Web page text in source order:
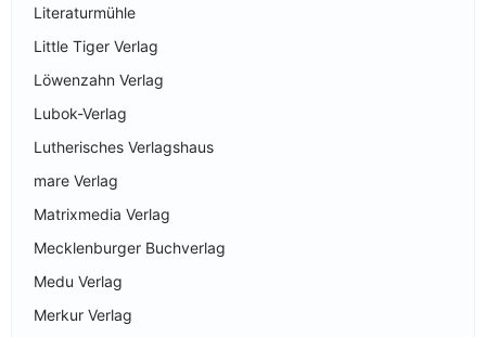
Literaturmühle
Little Tiger Verlag
Löwenzahn Verlag
Lubok-Verlag
Lutherisches Verlagshaus
mare Verlag
Matrixmedia Verlag
Mecklenburger Buchverlag
Medu Verlag
Merkur Verlag